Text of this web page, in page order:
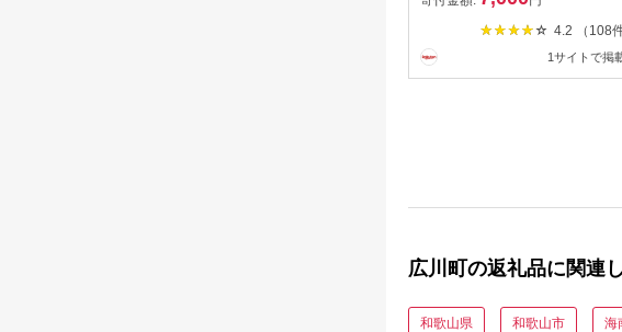
年10月～2027年2月上旬
順次発送 //mandarin
4.2 （108件
1サイトで掲
広川町の返礼品に関連
和歌山県 和歌山市 海